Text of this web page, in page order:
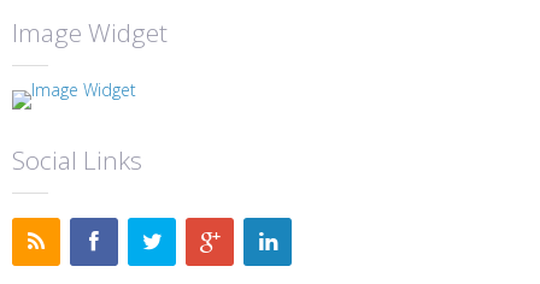
Image Widget
Social Links